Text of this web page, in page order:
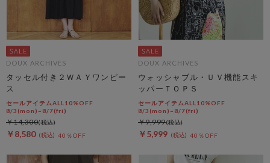
DOUX ARCHIVES
タッセル付き２ＷＡＹワンピー
ス
セールアイテムALL10%OFF
8/3(mon)~8/7(fri)
￥8,580 40％OFF
￥14,300
DOUX ARCHIVES
ウォッシャブル・ＵＶ機能スキ
ッパーＴＯＰＳ
セールアイテムALL10%OFF
8/3(mon)~8/7(fri)
￥5,999 40％OFF
￥9,999